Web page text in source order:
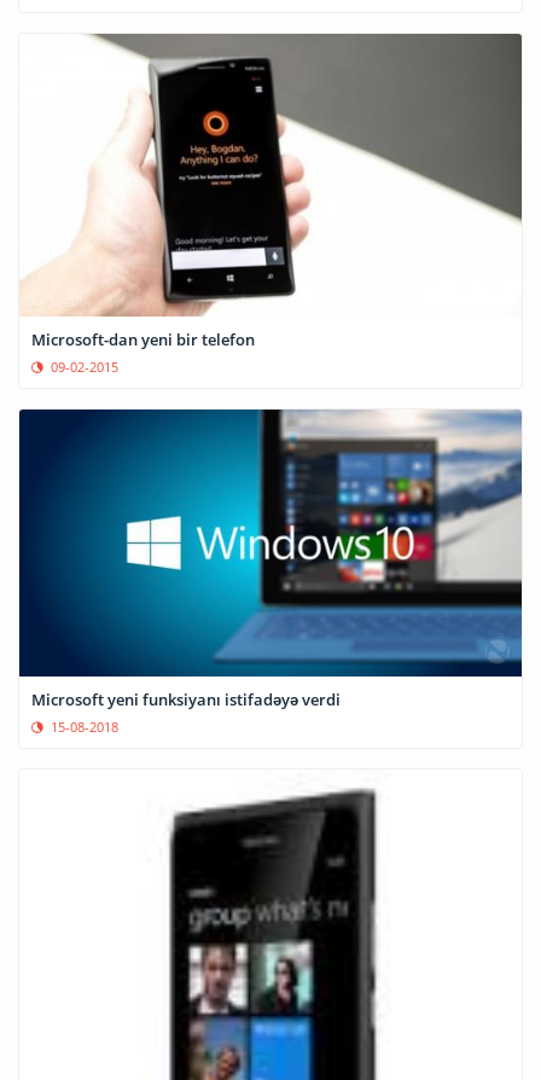
Microsoft-dan yeni bir telefon
09-02-2015
Microsoft yeni funksiyanı istifadəyə verdi
15-08-2018